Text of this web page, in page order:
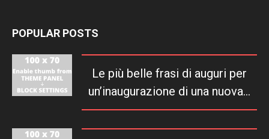
POPULAR POSTS
Le più belle frasi di auguri per
un’inaugurazione di una nuova...